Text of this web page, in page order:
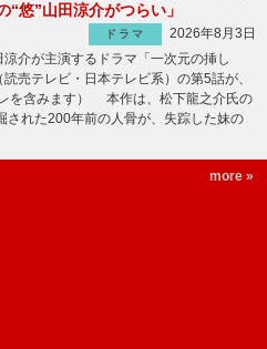
“悠”山田涼介がつらい」
ドラマ
2026年8月3日
介が主演するドラマ「一次元の挿し
読売テレビ・日本テレビ系）の第5話が、
を含みます） 本作は、松下龍之介氏の
された200年前の人骨が、失踪した妹の
more »